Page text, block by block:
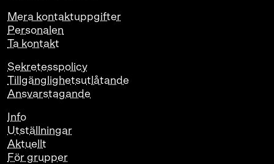
Mera kontaktuppgifter
Personalen
Ta kontakt
Sekretesspolicy
Tillgänglighetsutlåtande
Ansvarstagande
Info
Utställningar
Aktuellt
För grupper